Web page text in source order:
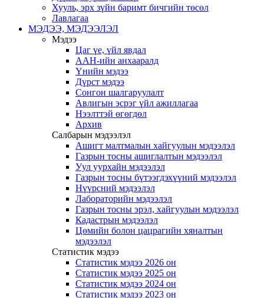
Хууль, эрх зүйн баримт бичгийн төсөл
Лавлагаа
МЭДЭЭ, МЭДЭЭЛЭЛ
Мэдээ
Цаг үе, үйл явдал
ААН-ийн анхааралд
Үнийн мэдээ
Дүрст мэдээ
Сонгон шалгаруулалт
Авлигын эсрэг үйл ажиллагаа
Нээлттэй өгөгдөл
Архив
Салбарын мэдээлэл
Ашигт малтмалын хайгуулын мэдээлэл
Газрын тосны ашиглалтын мэдээлэл
Уул уурхайн мэдээлэл
Газрын тосны бүтээгдэхүүний мэдээлэл
Нүүрсний мэдээлэл
Лабораторийн мэдээлэл
Газрын тосны эрэл, хайгуулын мэдээлэл
Кадастрын мэдээлэл
Цөмийн болон цацрагийн хяналтын
мэдээлэл
Статистик мэдээ
Статистик мэдээ 2026 он
Статистик мэдээ 2025 он
Статистик мэдээ 2024 он
Статистик мэдээ 2023 он